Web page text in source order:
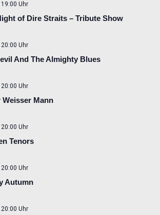
of Dire Straits – Tribute Show
Uhr
And The Almighty Blues
Uhr
Weisser Mann
Uhr
Tenors
Uhr
Autumn
Uhr
Uhr